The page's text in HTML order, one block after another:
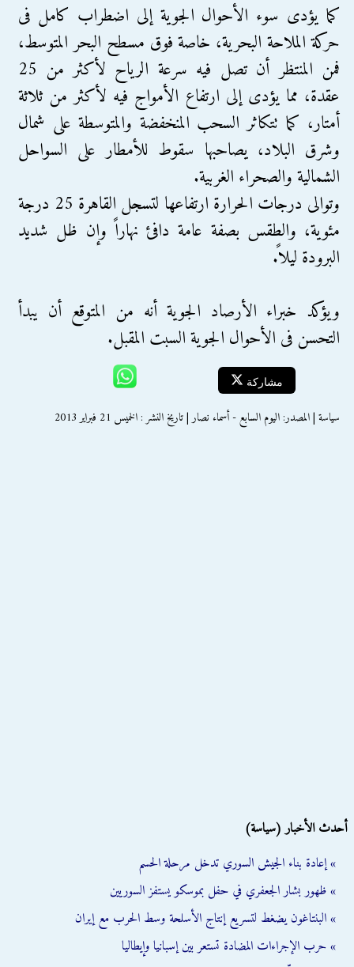
كما يؤدى سوء الأحوال الجوية إلى اضطراب كامل فى
حركة الملاحة البحرية، خاصة فوق مسطح البحر المتوسط،
فمن المنتظر أن تصل فيه سرعة الرياح لأكثر من 25
عقدة، مما يؤدى إلى ارتفاع الأمواج فيه لأكثر من ثلاثة
أمتار، كما تتكاثر السحب المنخفضة والمتوسطة على شمال
وشرق البلاد، يصاحبها سقوط للأمطار على السواحل
الشمالية والصحراء الغربية.
وتوالى درجات الحرارة ارتفاعها لتسجل القاهرة 25 درجة
مئوية، والطقس بصفة عامة دافئ نهاراً وإن ظل شديد
البرودة ليلاً.
ويؤكد خبراء الأرصاد الجوية أنه من المتوقع أن يبدأ
التحسن فى الأحوال الجوية السبت المقبل.
مشاركة
سياسة | المصدر: اليوم السابع - أسماء نصار | تاريخ النشر : الخميس 21 فبراير 2013
أحدث الأخبار (سياسة)
» إعادة بناء الجيش السوري تدخل مرحلة الحسم
» ظهور بشار الجعفري في حفل بموسكو يستفز السوريين
» البنتاغون يضغط لتسريع إنتاج الأسلحة وسط الحرب مع إيران
» حرب الإجراءات المضادة تستعر بين إسبانيا وإيطاليا